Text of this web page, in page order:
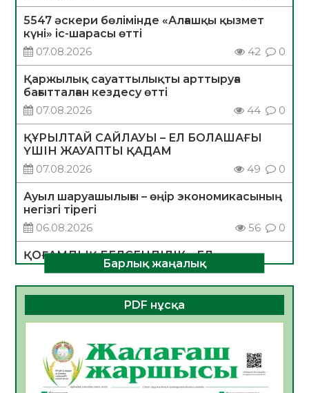
5547 әскери бөлімінде «Алғашқы қызмет
күні» іс-шарасы өтті
07.08.2026
42 0
Қаржылық сауаттылықты арттыруға
бағытталған кездесу өтті
07.08.2026
44 0
ҚҰРЫЛТАЙ САЙЛАУЫ – ЕЛ БОЛАШАҒЫ
ҮШІН ЖАУАПТЫ ҚАДАМ
07.08.2026
49 0
Ауыл шаруашылығы – өңір экономикасының
негізгі тірегі
06.08.2026
56 0
ҚОҒАМДЫҚ БЕЛСЕНДІЛІК – ЕЛ
ДАМУЫНЫҢ НЕГІЗІ
06.08.2026
54 0
ҚҰРЫЛТАЙ САЙЛАУЫ – БОЛАШАҚҚА
БАСТАР ЖАУАПТЫ ТАҢДАУ
06.08.2026
Инфекциялық ауруларға қарсы иммундау
жұмыстарының тиімділігі
Барлық жаңалық
PDF нұсқа